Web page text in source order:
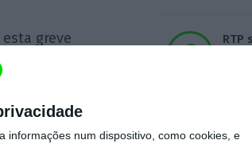
informações num dispositivo, como cookies, e
greve
a UGT
ou PSD
nesta
RTP
5